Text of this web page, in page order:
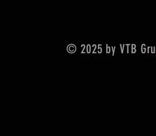
© 2025 by VTB